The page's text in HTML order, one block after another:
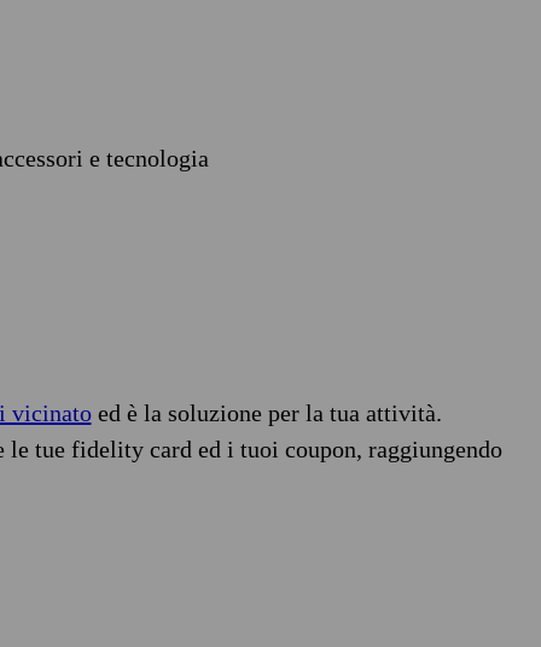
e tecnologia
vicinatoed è la soluzione per la tua attività.
tue fidelity card ed i tuoi coupon, raggiungendo